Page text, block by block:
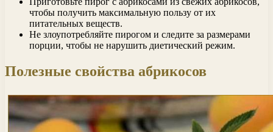
чтобы получить максимальную пользу от их
питательных веществ.
Не злоупотребляйте пирогом и следите за размерами
порции, чтобы не нарушить диетический режим.
Полезные свойства абрикосов